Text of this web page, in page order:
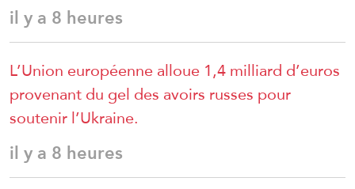
il y a 8 heures
L’Union européenne alloue 1,4 milliard d’euros
provenant du gel des avoirs russes pour
soutenir l’Ukraine.
il y a 8 heures